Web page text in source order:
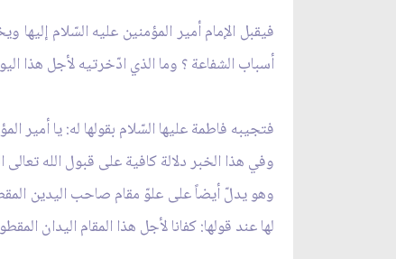
فيقبل الإمام أمير المؤمنين عليه السّلام
أسباب الشفاعة ؟ وما الذي ادّخرتيه لأجل هذا
فتجيبه فاطمة عليها السّلام بقولها له: يا أمير
وفي هذا الخبر دلالة كافية على قبول الله
وهو يدلّ أيضاً على علوّ مقام صاحب اليدين
لها عند قولها: كفانا لأجل هذا المقام اليدان